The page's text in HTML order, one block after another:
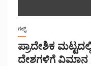
ಗಲ್ಫ್
ಪ್ರಾದೇಶಿಕ
ದೇಶಗಳಿಗೆ ವಿಮಾನ